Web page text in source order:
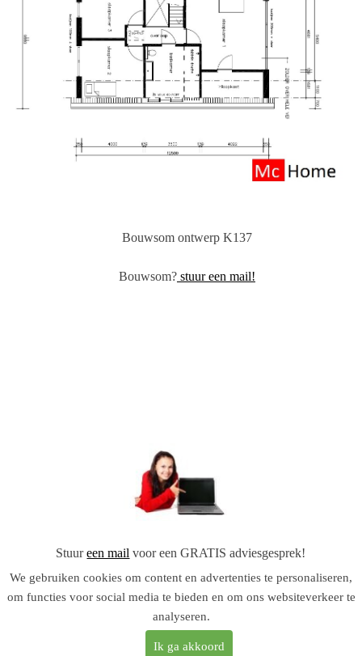
Bouwsom ontwerp K137
Bouwsom?stuur een mail!
Stuur een mail voor een GRATIS adviesgesprek!
We gebruiken cookies om content en advertenties te personaliseren,
om functies voor social media te bieden en om ons websiteverkeer te
analyseren.
Ik ga akkoord